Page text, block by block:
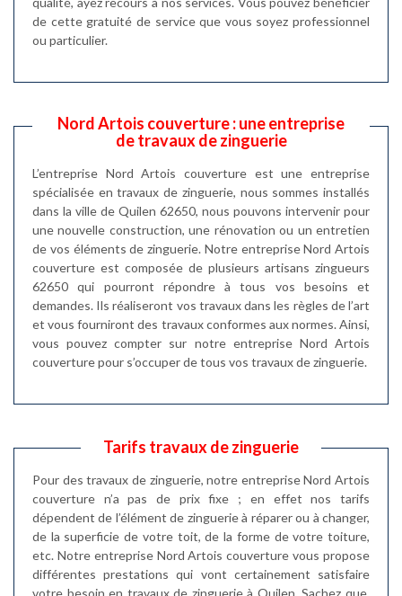
de cette gratuité de service que vous soyez professionnel
ou particulier.
Nord Artois couverture : une entreprise
de travaux de zinguerie
L’entreprise Nord Artois couverture est une entreprise
spécialisée en travaux de zinguerie, nous sommes installés
dans la ville de Quilen 62650, nous pouvons intervenir pour
une nouvelle construction, une rénovation ou un entretien
de vos éléments de zinguerie. Notre entreprise Nord Artois
couverture est composée de plusieurs artisans zingueurs
62650 qui pourront répondre à tous vos besoins et
demandes. Ils réaliseront vos travaux dans les règles de l’art
et vous fourniront des travaux conformes aux normes. Ainsi,
vous pouvez compter sur notre entreprise Nord Artois
couverture pour s’occuper de tous vos travaux de zinguerie.
Tarifs travaux de zinguerie
Pour des travaux de zinguerie, notre entreprise Nord Artois
couverture n’a pas de prix fixe ; en effet nos tarifs
dépendent de l’élément de zinguerie à réparer ou à changer,
de la superficie de votre toit, de la forme de votre toiture,
etc. Notre entreprise Nord Artois couverture vous propose
différentes prestations qui vont certainement satisfaire
votre besoin en travaux de zinguerie à Quilen. Sachez que,